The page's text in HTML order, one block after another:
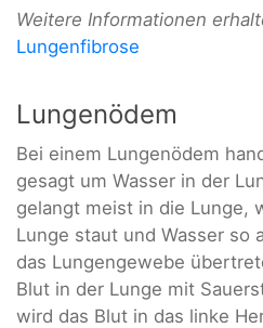
Weitere Informationen
Lungenfibrose
Lungenödem
Bei einem Lungenödem
gesagt um Wasser in der
gelangt meist in die Lunge,
Lunge staut und Wasser so
das Lungengewebe
Blut in der Lunge mit
wird das Blut in das linke